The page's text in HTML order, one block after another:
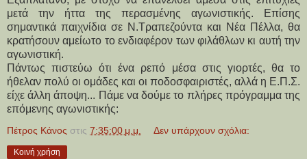
μετά την ήττα της περασμένης αγωνιστικής. Επίσης
σημαντικά παιχνίδια σε Ν.Τραπεζούντα και Νέα Πέλλα, θα
κρατήσουν αμείωτο το ενδιαφέρον των φιλάθλων κι αυτή την
αγωνιστική.
Πάντως πιστεύω ότι ένα ρεπό μέσα στις γιορτές, θα το
ήθελαν πολύ οι ομάδες και οι ποδοσφαιριστές, αλλά η Ε.Π.Σ.
είχε άλλη άποψη... Πάμε να δούμε το πλήρες πρόγραμμα της
επόμενης αγωνιστικής:
Πέτρος Κάνος στις 7:35:00 μ.μ. Δεν υπάρχουν σχόλια:
Κοινή χρήση